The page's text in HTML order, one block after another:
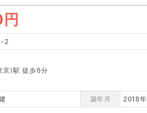
2
京)駅 徒歩6分
築年月 2018年